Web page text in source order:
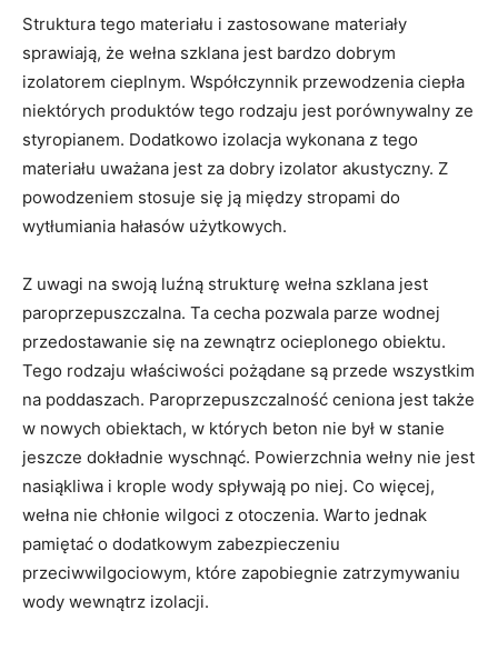
Struktura tego materiału i zastosowane materiały
sprawiają, że wełna szklana jest bardzo dobrym
izolatorem cieplnym. Współczynnik przewodzenia ciepła
niektórych produktów tego rodzaju jest porównywalny ze
styropianem. Dodatkowo izolacja wykonana z tego
materiału uważana jest za dobry izolator akustyczny. Z
powodzeniem stosuje się ją między stropami do
wytłumiania hałasów użytkowych.
Z uwagi na swoją luźną strukturę wełna szklana jest
paroprzepuszczalna. Ta cecha pozwala parze wodnej
przedostawanie się na zewnątrz ocieplonego obiektu.
Tego rodzaju właściwości pożądane są przede wszystkim
na poddaszach. Paroprzepuszczalność ceniona jest także
w nowych obiektach, w których beton nie był w stanie
jeszcze dokładnie wyschnąć. Powierzchnia wełny nie jest
nasiąkliwa i krople wody spływają po niej. Co więcej,
wełna nie chłonie wilgoci z otoczenia. Warto jednak
pamiętać o dodatkowym zabezpieczeniu
przeciwwilgociowym, które zapobiegnie zatrzymywaniu
wody wewnątrz izolacji.